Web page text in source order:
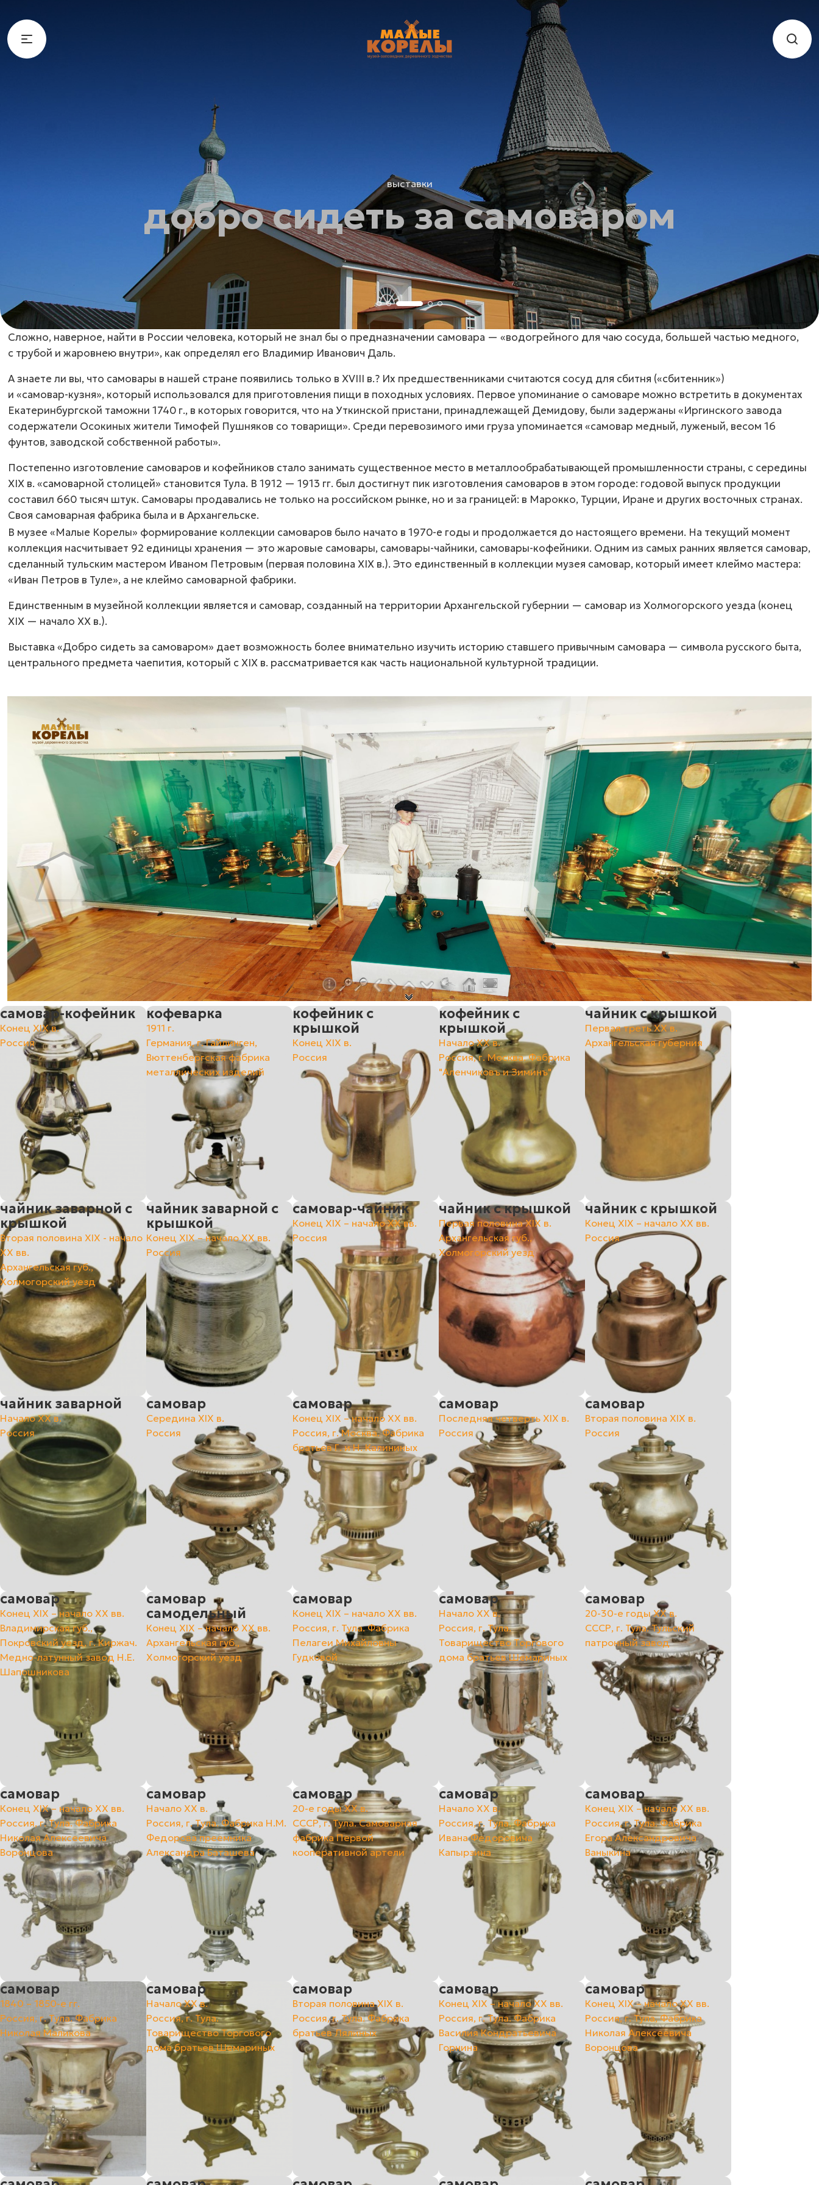
выставки
добро сидеть за самоваром
Сложно, наверное, найти в России человека, который не знал бы о предназначении самовара — «водогрейного для чаю сосуда, большей частью медного,
с трубой и жаровнею внутри», как определял его Владимир Иванович Даль.
А знаете ли вы, что самовары в нашей стране появились только в ХVIII в.? Их предшественниками считаются сосуд для сбитня («сбитенник»)
и «самовар-кузня», который использовался для приготовления пищи в походных условиях. Первое упоминание о самоваре можно встретить в документах
Екатеринбургской таможни 1740 г., в которых говорится, что на Уткинской пристани, принадлежащей Демидову, были задержаны «Иргинского завода
содержатели Осокиных жители Тимофей Пушняков со товарищи». Среди перевозимого ими груза упоминается «самовар медный, луженый, весом 16
фунтов, заводской собственной работы».
Постепенно изготовление самоваров и кофейников стало занимать существенное место в металлообрабатывающей промышленности страны, с середины
ХIХ в. «самоварной столицей» становится Тула. В 1912 — 1913 гг. был достигнут пик изготовления самоваров в этом городе: годовой выпуск продукции
составил 660 тысяч штук. Самовары продавались не только на российском рынке, но и за границей: в Марокко, Турции, Иране и других восточных странах.
Своя самоварная фабрика была и в Архангельске.
В музее «Малые Корелы» формирование коллекции самоваров было начато в 1970-е годы и продолжается до настоящего времени. На текущий момент
коллекция насчитывает 92 единицы хранения — это жаровые самовары, самовары-чайники, самовары-кофейники. Одним из самых ранних является самовар,
сделанный тульским мастером Иваном Петровым (первая половина ХIХ в.). Это единственный в коллекции музея самовар, который имеет клеймо мастера:
«Иван Петров в Туле», а не клеймо самоварной фабрики.
Единственным в музейной коллекции является и самовар, созданный на территории Архангельской губернии — самовар из Холмогорского уезда (конец
ХIХ — начало ХХ в.).
Выставка «Добро сидеть за самоваром» дает возможность более внимательно изучить историю ставшего привычным самовара — символа русского быта,
центрального предмета чаепития, который с ХIХ в. рассматривается как часть национальной культурной традиции.
самовар-кофейник
Конец XIX в.
Россия
кофеварка
1911 г.
Германия, г. Гайлинген,
Вюттенбергская фабрика
металлических изделий
кофейник с
крышкой
Конец ХIХ в.
Россия
кофейник с
крышкой
Начало ХХ в.
Россия, г. Москва. Фабрика
"Аленчиковъ и Зиминъ"
чайник с крышкой
Первая треть ХХ в.
Архангельская губерния
чайник заварной с
крышкой
Вторая половина ХIХ - начало
ХХ вв.
Архангельская губ.,
Холмогорский уезд
чайник заварной с
крышкой
Конец ХIХ – начало ХХ вв.
Россия
самовар-чайник
Конец ХIХ – начало ХХ вв.
Россия
чайник с крышкой
Первая половина ХIХ в.
Архангельская губ.,
Холмогорский уезд
чайник с крышкой
Конец ХIХ – начало ХХ вв.
Россия
чайник заварной
Начало ХХ в.
Россия
самовар
Середина XIX в.
Россия
самовар
Конец ХIХ – начало ХХ вв.
Россия, г. Москва. Фабрика
братьев Г. и Н. Калининых
самовар
Последняя четверть XIX в.
Россия
самовар
Вторая половина XIX в.
Россия
самовар
Конец ХIХ – начало ХХ вв.
Владимирская губ.,
Покровский уезд, г. Киржач.
Медно-латунный завод Н.Е.
Шапошникова
самовар
самодельный
Конец ХIХ – начало ХХ вв.
Архангельская губ.,
Холмогорский уезд
самовар
Конец XIX – начало XX вв.
Россия, г. Тула. Фабрика
Пелагеи Михайловны
Гудковой
самовар
Начало ХХ в.
Россия, г. Тула.
Товарищество Торгового
дома братьев Шемариных
самовар
20-30-е годы XX в.
СССР, г. Тула. Тульский
патронный завод
самовар
Конец XIX – начало XX вв.
Россия, г. Тула. Фабрика
Николая Алексеевича
Воронцова
самовар
Начало ХХ в.
Россия, г. Тула. Фабрика Н.М.
Федорова преемника
Александра Баташева
самовар
20-е годы XX в.
СССР, г. Тула. Самоварная
фабрика Первой
кооперативной артели
самовар
Начало ХХ в.
Россия, г. Тула. Фабрика
Ивана Федоровича
Капырзина
самовар
Конец ХIХ – начало ХХ вв.
Россия, г. Тула. Фабрика
Егора Александровича
Ваныкина
самовар
1840 – 1850-е гг.
Россия, г. Тула. Фабрика
Николая Маликова
самовар
Начало ХХ в.
Россия, г. Тула.
Товарищество Торгового
дома братьев Шемариных
самовар
Вторая половина ХIХ в.
Россия, г. Тула. Фабрика
братьев Лялиных
самовар
Конец ХIХ – начало ХХ вв.
Россия, г. Тула. Фабрика
Василия Кондратьевича
Горнина
самовар
Конец ХIХ – начало ХХ вв.
Россия, г. Тула, Фабрика
Николая Алексеевича
Воронцова